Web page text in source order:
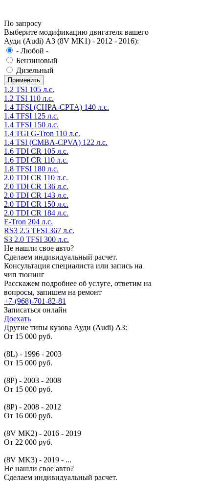
По запросу
Выберите модификацию двигателя вашего
Ауди (Audi) A3 (8V MK1) - 2012 - 2016):
- Любой -
Бензиновый
Дизельный
1.2 TSI 105 л.с.
1.2 TSI 110 л.с.
1.4 TFSI (CHPA-CPTA) 140 л.с.
1.4 TFSI 125 л.с.
1.4 TFSI 150 л.с.
1.4 TGI G-Tron 110 л.с.
1.4 TSI (CMBA-CPVA) 122 л.с.
1.6 TDI CR 105 л.с.
1.6 TDI CR 110 л.с.
1.8 TFSI 180 л.с.
2.0 TDI CR 110 л.с.
2.0 TDI CR 136 л.с.
2.0 TDI CR 143 л.с.
2.0 TDI CR 150 л.с.
2.0 TDI CR 184 л.с.
E-Tron 204 л.с.
RS3 2.5 TFSI 367 л.с.
S3 2.0 TFSI 300 л.с.
Не нашли свое авто?
Сделаем индивидуальный расчет.
Консультация специалиста или запись на
чип тюнинг
Расскажем подробнее об услуге, ответим на
вопросы, запишем на ремонт
+7-(968)-701-82-81
Записаться онлайн
Доехать
Другие типы кузова Ауди (Audi) A3:
От 15 000 руб.
(8L) - 1996 - 2003
От 15 000 руб.
(8P) - 2003 - 2008
От 15 000 руб.
(8P) - 2008 - 2012
От 16 000 руб.
(8V MK2) - 2016 - 2019
От 22 000 руб.
(8V MK3) - 2019 - ...
Не нашли свое авто?
Сделаем индивидуальный расчет.